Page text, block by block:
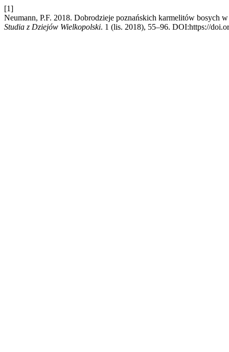
[1]
Neumann, P.F. 2018. Dobrodzieje poznańskich karmelitów
Studia z Dziejów Wielkopolski. 1 (lis. 2018), 55–96. DOI:https://